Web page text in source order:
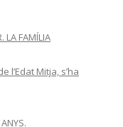
LA FAMÍLIA
l’Edat Mitja, s’ha